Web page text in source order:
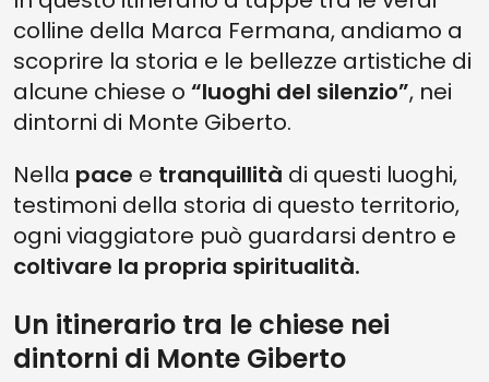
colline della Marca Fermana, andiamo a
scoprire la storia e le bellezze artistiche di
alcune chiese o “luoghi del silenzio”, nei
dintorni di Monte Giberto.
Nella pace e tranquillità di questi luoghi,
testimoni della storia di questo territorio,
ogni viaggiatore può guardarsi dentro e
coltivare la propria spiritualità.
Un itinerario tra le chiese nei
dintorni di Monte Giberto